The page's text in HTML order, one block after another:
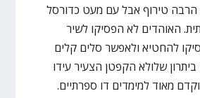
טירוף אבל עם מעט כדורסל
האוהדים לא הפסיקו לשיר
להחטיא ולאפשר סלים קלים
שלולא הקפטן הצעיר עידו
מאוד למימדים דו ספרתיים.